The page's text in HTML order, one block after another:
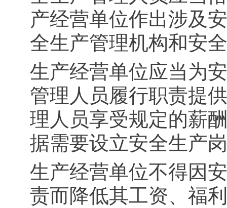
产经营单位作出涉及
全生产管理机构和安
生产经营单位应当为
管理人员履行职责提
理人员享受规定的薪
据需要设立安全生产
生产经营单位不得因
责而降低其工资、福